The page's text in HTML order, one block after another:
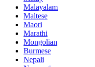
Malayalam
Maltese
Maori
Marathi
Mongolian
Burmese
Nepali